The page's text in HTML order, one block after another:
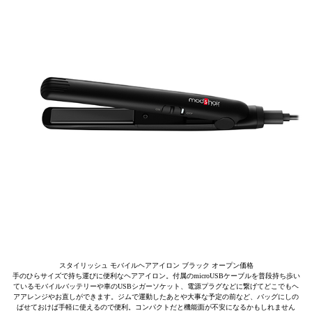
スタイリッシュ モバイルヘアアイロン ブラック オープン価格
手のひらサイズで持ち運びに便利なヘアアイロン。付属のmicroUSBケーブルを普段持ち歩い
ているモバイルバッテリーや車のUSBシガーソケット、電源プラグなどに繋げてどこでもヘ
アアレンジやお直しができます。ジムで運動したあとや大事な予定の前など、バッグにしの
ばせておけば手軽に使えるので便利。コンパクトだと機能面が不安になるかもしれません